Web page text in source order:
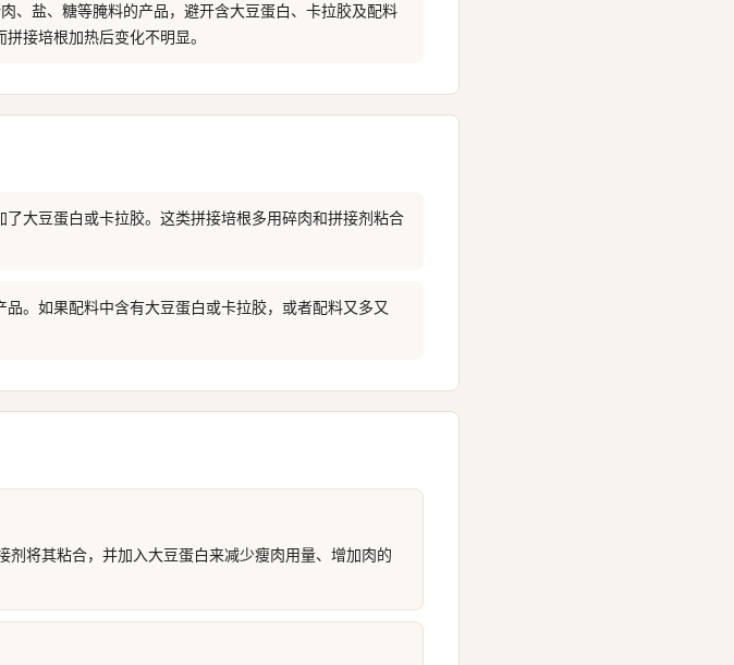
、盐、糖等腌料的产品，避开含大豆蛋白、卡拉胶及配料
接培根加热后变化不明显。
大豆蛋白或卡拉胶。这类拼接培根多用碎肉和拼接剂粘合
。如果配料中含有大豆蛋白或卡拉胶，或者配料又多又
将其粘合，并加入大豆蛋白来减少瘦肉用量、增加肉的